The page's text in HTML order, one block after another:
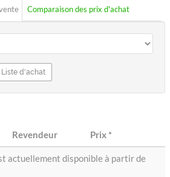
Comparaison des prix d'achat
Liste d'achat
Revendeur Prix*
actuellement disponible à partir de